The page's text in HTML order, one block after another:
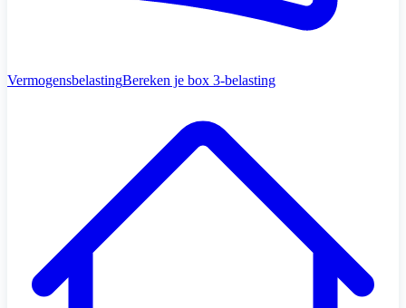
VermogensbelastingBereken je box 3-belasting